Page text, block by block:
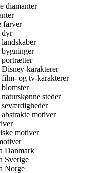
diamanter
farver
dyr
portrætter
karakterer
og tv-karakterer
steder
motiver
motiver
Danmark
Sverige
Norge